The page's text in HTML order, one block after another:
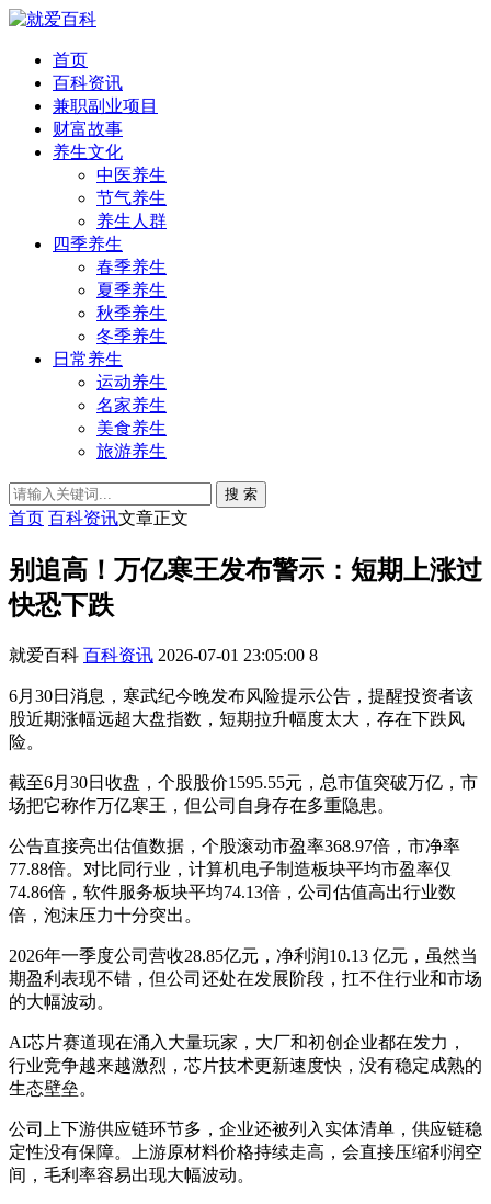
首页
百科资讯
兼职副业项目
财富故事
养生文化
中医养生
节气养生
养生人群
四季养生
春季养生
夏季养生
秋季养生
冬季养生
日常养生
运动养生
名家养生
美食养生
旅游养生
搜 索
首页 百科资讯文章正文
别追高！万亿寒王发布警示：短期上涨过
快恐下跌
就爱百科 百科资讯 2026-07-01 23:05:00 8
6月30日消息，寒武纪今晚发布风险提示公告，提醒投资者该
股近期涨幅远超大盘指数，短期拉升幅度太大，存在下跌风
险。
截至6月30日收盘，个股股价1595.55元，总市值突破万亿，市
场把它称作万亿寒王，但公司自身存在多重隐患。
公告直接亮出估值数据，个股滚动市盈率368.97倍，市净率
77.88倍。对比同行业，计算机电子制造板块平均市盈率仅
74.86倍，软件服务板块平均74.13倍，公司估值高出行业数
倍，泡沫压力十分突出。
2026年一季度公司营收28.85亿元，净利润10.13 亿元，虽然当
期盈利表现不错，但公司还处在发展阶段，扛不住行业和市场
的大幅波动。
AI芯片赛道现在涌入大量玩家，大厂和初创企业都在发力，
行业竞争越来越激烈，芯片技术更新速度快，没有稳定成熟的
生态壁垒。
公司上下游供应链环节多，企业还被列入实体清单，供应链稳
定性没有保障。上游原材料价格持续走高，会直接压缩利润空
间，毛利率容易出现大幅波动。